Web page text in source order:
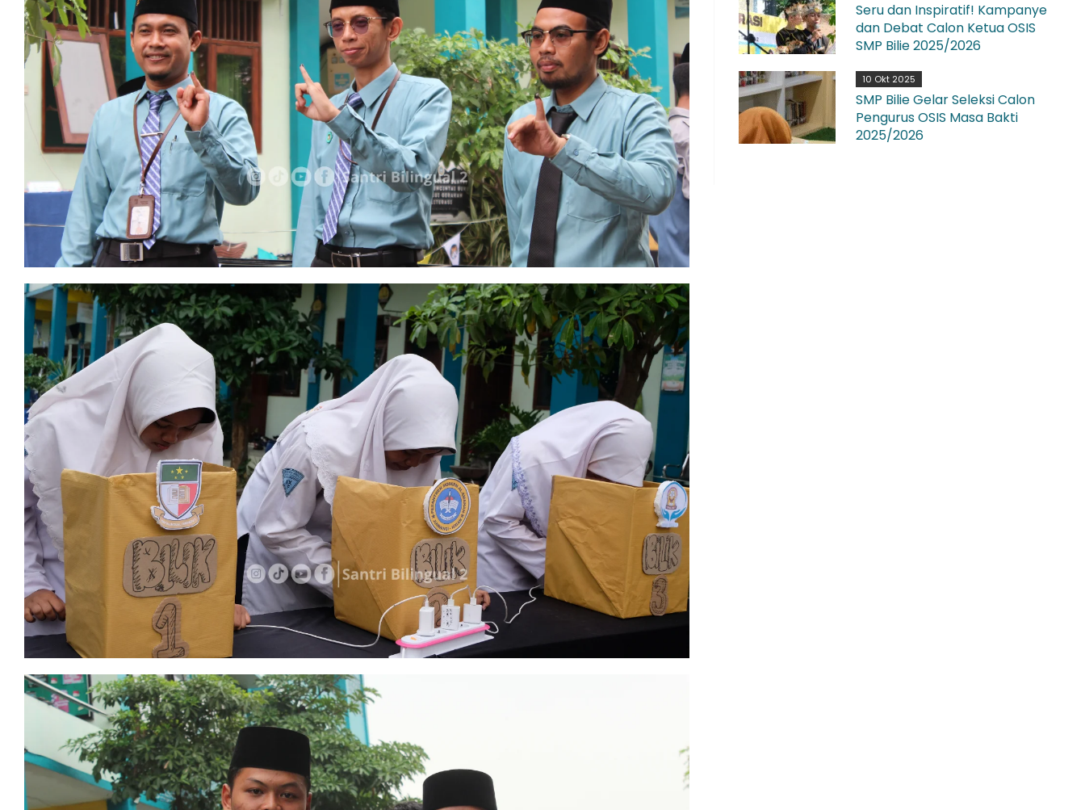
Seru dan Inspiratif! Kampanye
dan Debat Calon Ketua OSIS
SMP Bilie 2025/2026
10 Okt 2025
SMP Bilie Gelar Seleksi Calon
Pengurus OSIS Masa Bakti
2025/2026